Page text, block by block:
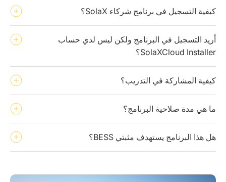
كيفية التسجيل في برنامج شركاء SolaX؟
أريد التسجيل في البرنامج ولكن ليس لدي حساب
SolaXCloud Installer؟
كيفية المشاركة في التدريب؟
ما هي مدة صلاحية البرنامج؟
هل هذا البرنامج يستهدف مثبتي BESS؟